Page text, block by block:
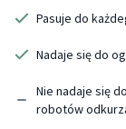
Pasuje do
Nadaje się do
Nie nadaje się
robotów